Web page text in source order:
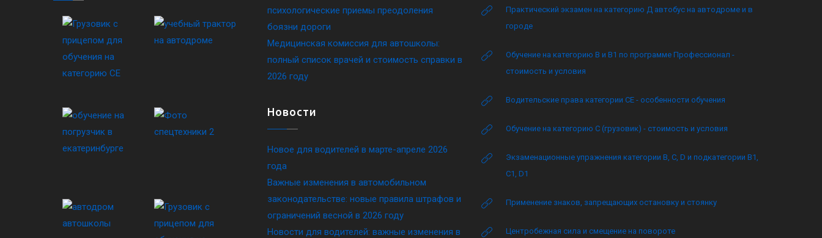
психологические приемы преодоления
боязни дороги
Медицинская комиссия для автошколы:
полный список врачей и стоимость справки в
2026 году
Новости
Новое для водителей в марте-апреле 2026
года
Важные изменения в автомобильном
законодательстве: новые правила штрафов и
ограничений весной в 2026 году
Новости для водителей: важные изменения в
Практический экзамен на категорию Д автобус на автодроме и в
городе
Обучение на категорию B и B1 по программе Профессионал -
стоимость и условия
Водительские права категории CE - особенности обучения
Обучение на категорию C (грузовик) - стоимость и условия
Экзаменационные упражнения категории B, C, D и подкатегории B1,
C1, D1
Применение знаков, запрещающих остановку и стоянку
Центробежная сила и смещение на повороте